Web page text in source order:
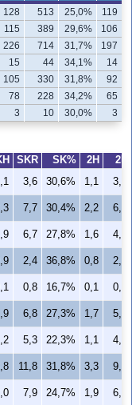
128 513 25,0%
119
115 389 29,6%
106
226 714 31,7%
197
15 44 34,1%
14
105 330 31,8%
92
78 228 34,2%
65
3 10 30,0% 3
SKR SK% 2H
2R
3,6 30,6% 1,1
3,5
7,7 30,4% 2,2
6,5
6,7 27,8% 1,6
4,4
2,4 36,8% 0,8
2,1
0,8 16,7% 0,1
0,6
6,8 27,3% 1,7
5,9
5,3 22,3% 1,1
4,7
11,8 31,8% 3,3
9,4
7,9 24,7% 1,9
6,4